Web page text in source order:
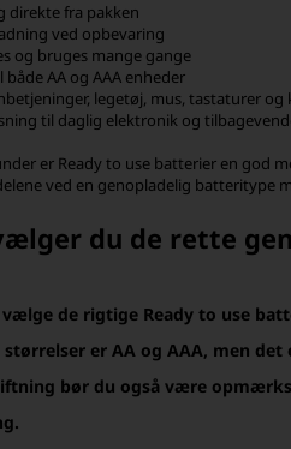
direkte fra pakken
ved opbevaring
og bruges mange gange
AA og AAA enheder
legetøj, mus, tastaturer og
til daglig elektronik og
er Ready to use batterier en god
ved en genopladelig batteritype
du de rette
de rigtige Ready to use
er AA og AAA, men
bør du også være